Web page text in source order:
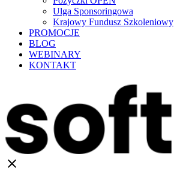
Ulga Sponsoringowa
Krajowy Fundusz Szkoleniowy
PROMOCJE
BLOG
WEBINARY
KONTAKT
clear